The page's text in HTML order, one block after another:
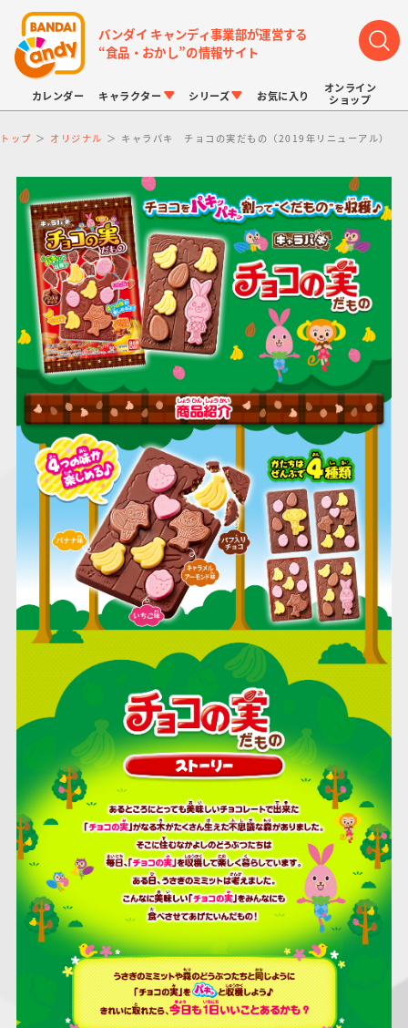
バンダイ キャンディ事業部が運営する
“食品・おかし”の情報サイト
カレンダー キャラクター
LINK TRAVELERS
仮面ライダーシリー
ズ
PROJECT R.E.D.・
スーパー戦隊シリー
ズ
プリキュアシリーズ
ガンダムシリーズ
ポケットモンスター
ドラゴンボール
アンパンマン
サンリオキャラクタ
ーズ
たまご
シリーズ
チョコボックス
キャラパキ
つりグミ
チョコサプ
にふぉるめーしょん
＆スクエアシール
SMPシリーズ
ポケモンキッズ
ポケモンスケールワ
ールド
キャラデコ
お気に入り
オンライン
ショップ
トップ オリジナル キャラパキ チョコの実だもの（2019年リニューアル）